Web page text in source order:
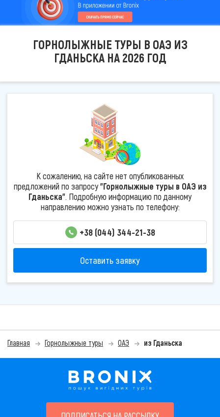
ГОРНОЛЫЖНЫЕ ТУРЫ В ОАЭ ИЗ
ГДАНЬСКА НА 2026 ГОД
К сожалению, на сайте нет опубликованных
предложений по запросу"Горнолыжные туры в ОАЭ из
Гданьска". Подробную информацию по данному
направлению можно узнать по телефону:
+38 (044) 344-21-38
Оставить заявку
Главная Горнолыжные туры ОАЭ из Гданьска